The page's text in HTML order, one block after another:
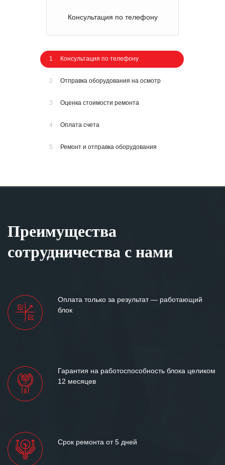
Консультация по телефону
1 Консультация по телефону
2 Отправка оборудования на осмотр
3 Оценка стоимости ремонта
4 Оплата счета
5 Ремонт и отправка оборудования
Преимущества
сотрудничества с нами
Оплата только за результат — работающий
блок
Гарантия на работоспособность блока целиком
12 месяцев
Срок ремонта от 5 дней